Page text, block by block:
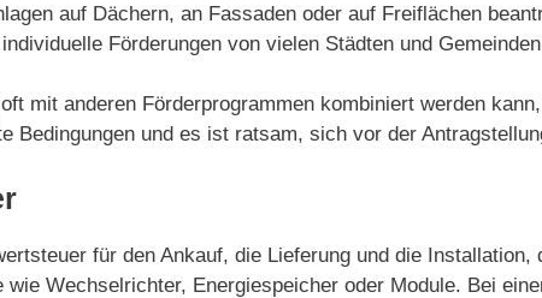
auf Dächern, an Fassaden oder auf Freiflächen
Förderungen von vielen Städten und
mit anderen Förderprogrammen kombiniert werden
Bedingungen und es ist ratsam, sich vor der
für den Ankauf, die Lieferung und die
Wechselrichter, Energiespeicher oder Module. Bei